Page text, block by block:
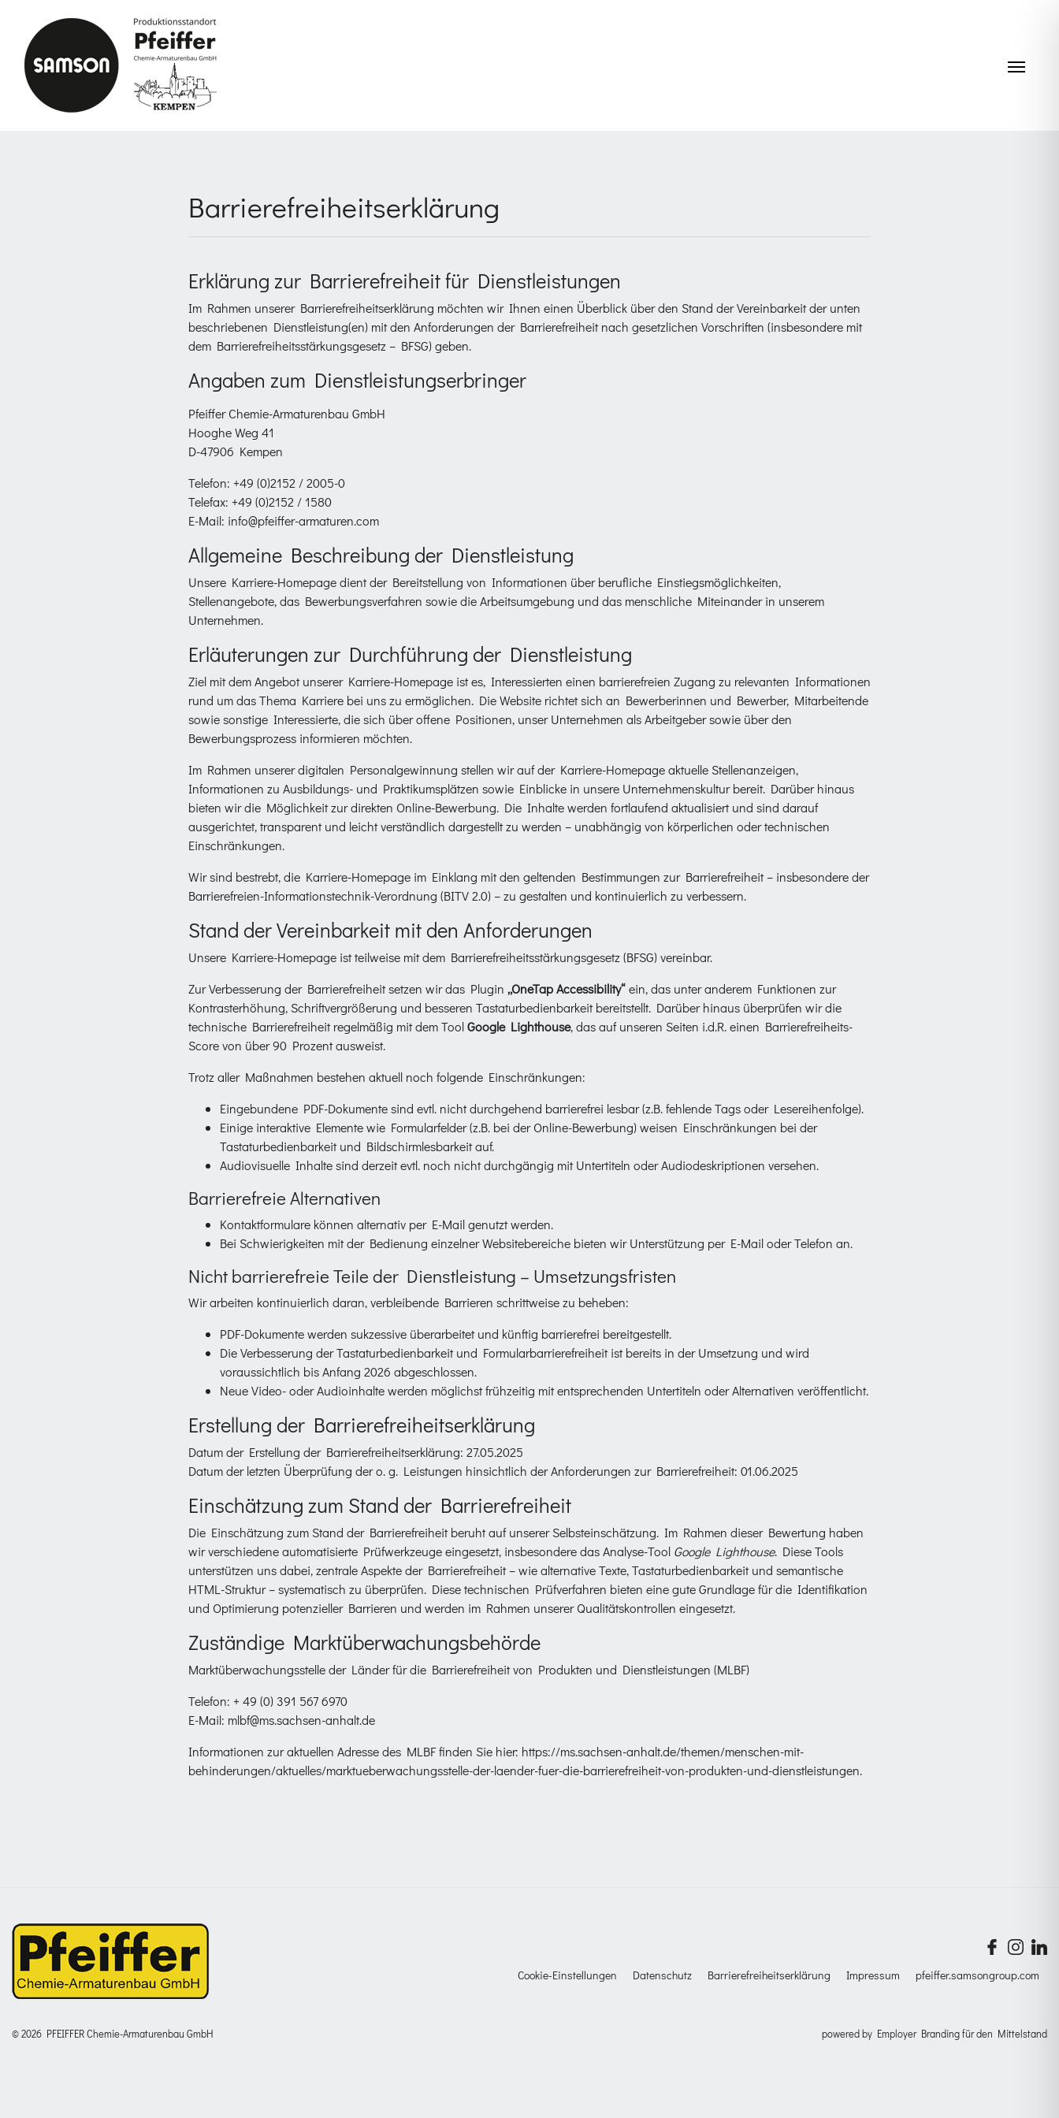
Barrierefreiheitserklärung
Erklärung zur Barrierefreiheit für Dienstleistungen
Im Rahmen unserer Barrierefreiheitserklärung möchten wir Ihnen einen Überblick über den Stand der Vereinbarkeit der unten
beschriebenen Dienstleistung(en) mit den Anforderungen der Barrierefreiheit nach gesetzlichen Vorschriften (insbesondere mit
dem Barrierefreiheitsstärkungsgesetz – BFSG) geben.
Angaben zum Dienstleistungserbringer
Pfeiffer Chemie-Armaturenbau GmbH
Hooghe Weg 41
D-47906 Kempen
Telefon: +49 (0)2152 / 2005-0
Telefax: +49 (0)2152 / 1580
E-Mail: info@pfeiffer-armaturen.com
Allgemeine Beschreibung der Dienstleistung
Unsere Karriere-Homepage dient der Bereitstellung von Informationen über berufliche Einstiegsmöglichkeiten,
Stellenangebote, das Bewerbungsverfahren sowie die Arbeitsumgebung und das menschliche Miteinander in unserem
Unternehmen.
Erläuterungen zur Durchführung der Dienstleistung
Ziel mit dem Angebot unserer Karriere-Homepage ist es, Interessierten einen barrierefreien Zugang zu relevanten Informationen
rund um das Thema Karriere bei uns zu ermöglichen. Die Website richtet sich an Bewerberinnen und Bewerber, Mitarbeitende
sowie sonstige Interessierte, die sich über offene Positionen, unser Unternehmen als Arbeitgeber sowie über den
Bewerbungsprozess informieren möchten.
Im Rahmen unserer digitalen Personalgewinnung stellen wir auf der Karriere-Homepage aktuelle Stellenanzeigen,
Informationen zu Ausbildungs- und Praktikumsplätzen sowie Einblicke in unsere Unternehmenskultur bereit. Darüber hinaus
bieten wir die Möglichkeit zur direkten Online-Bewerbung. Die Inhalte werden fortlaufend aktualisiert und sind darauf
ausgerichtet, transparent und leicht verständlich dargestellt zu werden – unabhängig von körperlichen oder technischen
Einschränkungen.
Wir sind bestrebt, die Karriere-Homepage im Einklang mit den geltenden Bestimmungen zur Barrierefreiheit – insbesondere der
Barrierefreien-Informationstechnik-Verordnung (BITV 2.0) – zu gestalten und kontinuierlich zu verbessern.
Stand der Vereinbarkeit mit den Anforderungen
Unsere Karriere-Homepage ist teilweise mit dem Barrierefreiheitsstärkungsgesetz (BFSG) vereinbar.
Zur Verbesserung der Barrierefreiheit setzen wir das Plugin „OneTap Accessibility“ein, das unter anderem Funktionen zur
Kontrasterhöhung, Schriftvergrößerung und besseren Tastaturbedienbarkeit bereitstellt. Darüber hinaus überprüfen wir die
technische Barrierefreiheit regelmäßig mit dem ToolGoogle Lighthouse, das auf unseren Seiten i.d.R. einen Barrierefreiheits-
Score von über 90 Prozent ausweist.
Trotz aller Maßnahmen bestehen aktuell noch folgende Einschränkungen:
Eingebundene PDF-Dokumente sind evtl. nicht durchgehend barrierefrei lesbar (z.B. fehlende Tags oder Lesereihenfolge).
Einige interaktive Elemente wie Formularfelder (z.B. bei der Online-Bewerbung) weisen Einschränkungen bei der
Tastaturbedienbarkeit und Bildschirmlesbarkeit auf.
Audiovisuelle Inhalte sind derzeit evtl. noch nicht durchgängig mit Untertiteln oder Audiodeskriptionen versehen.
Barrierefreie Alternativen
Kontaktformulare können alternativ per E-Mail genutzt werden.
Bei Schwierigkeiten mit der Bedienung einzelner Websitebereiche bieten wir Unterstützung per E-Mail oder Telefon an.
Nicht barrierefreie Teile der Dienstleistung – Umsetzungsfristen
Wir arbeiten kontinuierlich daran, verbleibende Barrieren schrittweise zu beheben:
PDF-Dokumente werden sukzessive überarbeitet und künftig barrierefrei bereitgestellt.
Die Verbesserung der Tastaturbedienbarkeit und Formularbarrierefreiheit ist bereits in der Umsetzung und wird
voraussichtlich bis Anfang 2026 abgeschlossen.
Neue Video- oder Audioinhalte werden möglichst frühzeitig mit entsprechenden Untertiteln oder Alternativen veröffentlicht.
Erstellung der Barrierefreiheitserklärung
Datum der Erstellung der Barrierefreiheitserklärung: 27.05.2025
Datum der letzten Überprüfung der o. g. Leistungen hinsichtlich der Anforderungen zur Barrierefreiheit: 01.06.2025
Einschätzung zum Stand der Barrierefreiheit
Die Einschätzung zum Stand der Barrierefreiheit beruht auf unserer Selbsteinschätzung. Im Rahmen dieser Bewertung haben
wir verschiedene automatisierte Prüfwerkzeuge eingesetzt, insbesondere das Analyse-Tool Google Lighthouse. Diese Tools
unterstützen uns dabei, zentrale Aspekte der Barrierefreiheit – wie alternative Texte, Tastaturbedienbarkeit und semantische
HTML-Struktur – systematisch zu überprüfen. Diese technischen Prüfverfahren bieten eine gute Grundlage für die Identifikation
und Optimierung potenzieller Barrieren und werden im Rahmen unserer Qualitätskontrollen eingesetzt.
Zuständige Marktüberwachungsbehörde
Marktüberwachungsstelle der Länder für die Barrierefreiheit von Produkten und Dienstleistungen (MLBF)
Telefon: + 49 (0) 391 567 6970
E-Mail: mlbf@ms.sachsen-anhalt.de
Informationen zur aktuellen Adresse des MLBF finden Sie hier: https://ms.sachsen-anhalt.de/themen/menschen-mit-
behinderungen/aktuelles/marktueberwachungsstelle-der-laender-fuer-die-barrierefreiheit-von-produkten-und-dienstleistungen.
Cookie-Einstellungen Datenschutz Barrierefreiheitserklärung Impressum pfeiffer.samsongroup.com
© 2026 PFEIFFER Chemie-Armaturenbau GmbH powered by Employer Branding für den Mittelstand